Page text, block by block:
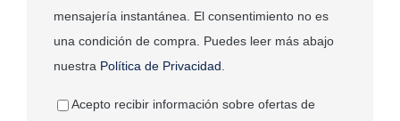
mensajería instantánea. El consentimiento no es
una condición de compra. Puedes leer más abajo
nuestra Política de Privacidad
Acepto recibir información sobre ofertas de